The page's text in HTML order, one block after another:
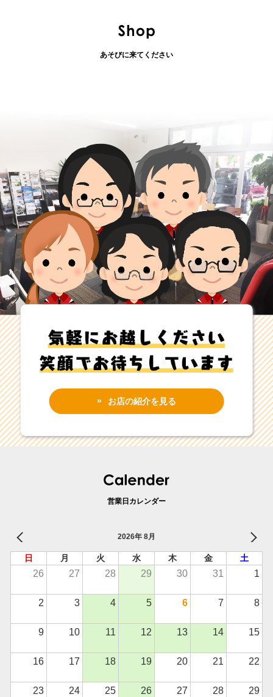
あそびに来てください
お店の紹介を見る
営業日カレンダー
2026年 8月
日 月 火 水 木 金 土
26 27 28 29 30 31 1
2 3 4 5 6 7 8
9 10 11 12 13 14 15
16 17 18 19 20 21 22
23 24 25 26 27 28 29